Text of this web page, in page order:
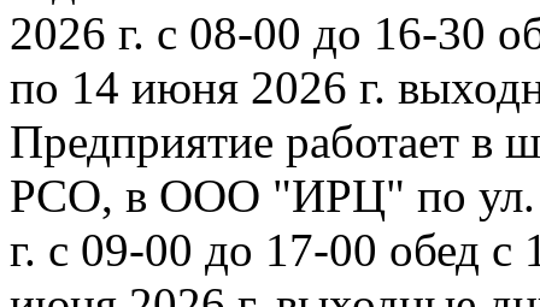
2026 г. с 08-00 до 16-30
по 14 июня 2026 г.
Предприятие работает в
РСО, в ООО "ИРЦ" по ул.
г. с 09-00 до 17-00 обед